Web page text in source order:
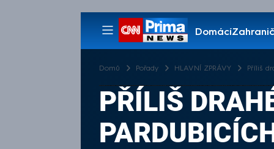
Domácí
Pořady
Domů Pořady HLAVNÍ ZPRÁVY Příliš
PŘÍLIŠ